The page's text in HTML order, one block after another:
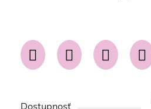
Dostupnosť